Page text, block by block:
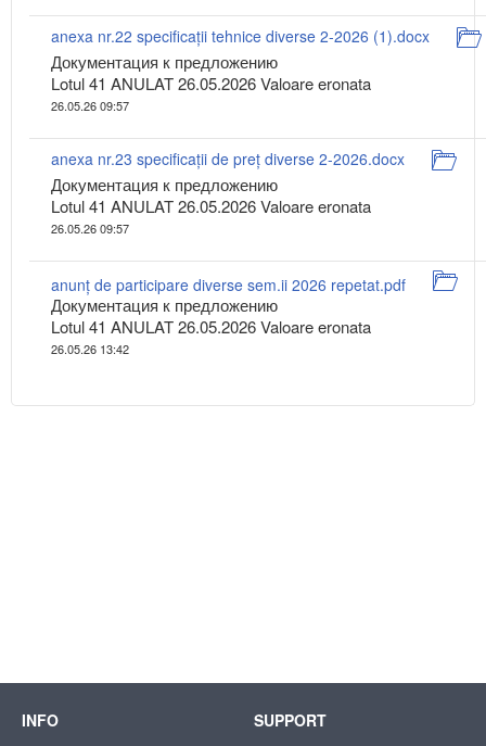
anexa nr.22 specificații tehnice diverse 2-2026 (1).docx
Документация к предложению
Lotul 41 ANULAT 26.05.2026 Valoare eronata
26.05.26 09:57
anexa nr.23 specificații de preț diverse 2-2026.docx
Документация к предложению
Lotul 41 ANULAT 26.05.2026 Valoare eronata
26.05.26 09:57
anunț de participare diverse sem.ii 2026 repetat.pdf
Документация к предложению
Lotul 41 ANULAT 26.05.2026 Valoare eronata
26.05.26 13:42
INFO SUPPORT